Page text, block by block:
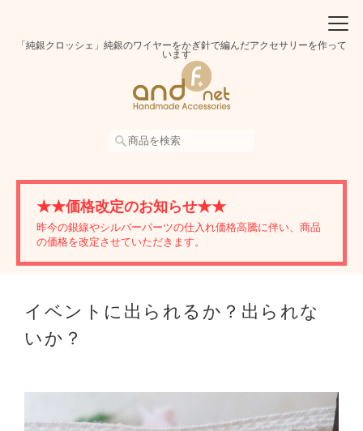
「純銀クロッシェ」純銀のワイヤーをかぎ針で編んだアクセサリーを作って
います
★★価格改定のお知らせ★★
昨今の銀線やシルバーパーツの仕入れ価格高騰に伴い、商品
の価格を改定させていただきます。
イベントに出られるか？出られな
いか？